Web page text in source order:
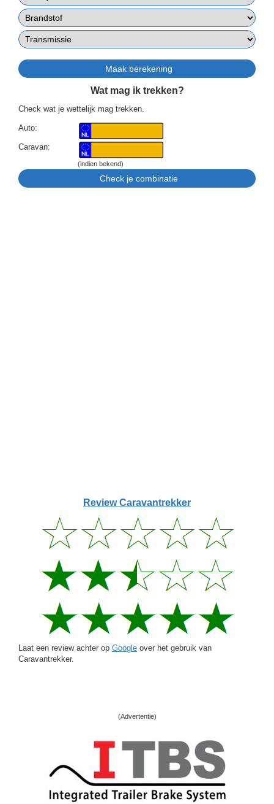
Wat mag ik trekken?
Check wat je wettelijk mag trekken.
Auto:
Caravan:
(indien bekend)
Review Caravantrekker
Laat een review achter op Google over het gebruik van
Caravantrekker.
(Advertentie)